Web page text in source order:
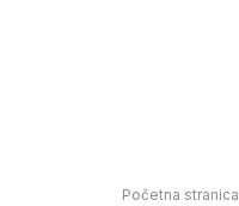
Početna stranica